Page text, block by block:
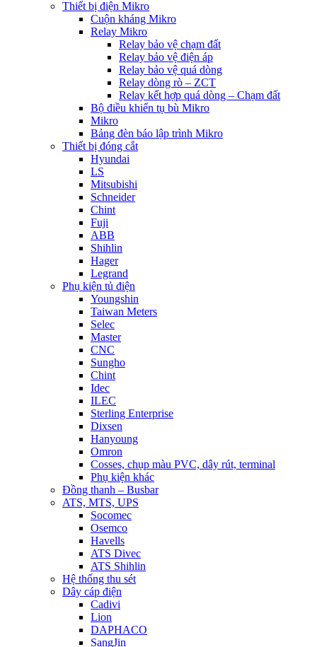
Thiết bị điện Mikro
Cuộn kháng Mikro
Relay Mikro
Relay bảo vệ chạm đất
Relay bảo vệ điện áp
Relay bảo vệ quá dòng
Relay dòng rò – ZCT
Relay kết hợp quá dòng – Chạm đất
Bộ điều khiển tụ bù Mikro
Mikro
Bảng đèn báo lập trình Mikro
Thiết bị đóng cắt
Hyundai
LS
Mitsubishi
Schneider
Chint
Fuji
ABB
Shihlin
Hager
Legrand
Phụ kiện tủ điện
Youngshin
Taiwan Meters
Selec
Master
CNC
Sungho
Chint
Idec
ILEC
Sterling Enterprise
Dixsen
Hanyoung
Omron
Cosses, chụp màu PVC, dây rút, terminal
Phụ kiện khác
Đồng thanh – Busbar
ATS, MTS, UPS
Socomec
Osemco
Havells
ATS Divec
ATS Shihlin
Hệ thống thu sét
Dây cáp điện
Cadivi
Lion
DAPHACO
SangJin